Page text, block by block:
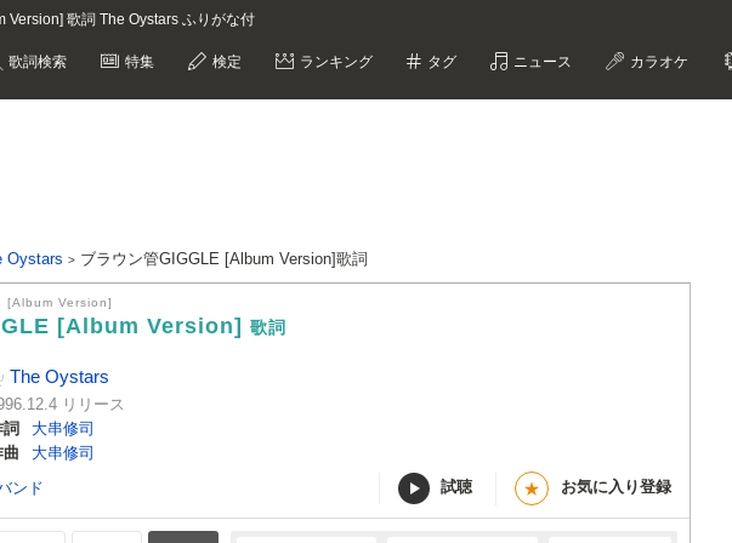
Version] 歌詞 The Oystars ふりがな付
歌詞検索 特集 検定 ランキング タグ ニュース カラオケ
Oystars ブラウン管GIGGLE [Album Version]歌詞
[Album Version]
[Album Version] 歌詞
The Oystars
リリース
詞
大串修司
曲
大串修司
ンド
試聴 ★ お気に入り登録